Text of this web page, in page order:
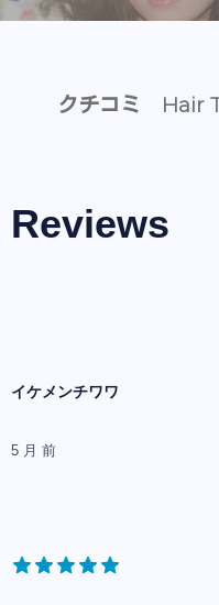
クチコミ Hair
Reviews
イケメンチワワ
5 月 前